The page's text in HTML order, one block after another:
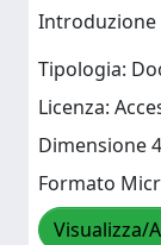
Introduzione
Tipologia:
Licenza:
Dimensione
Formato
Visualizza/